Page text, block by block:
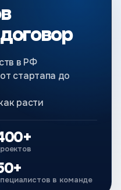
в РФ
стартапа до
расти
в команде